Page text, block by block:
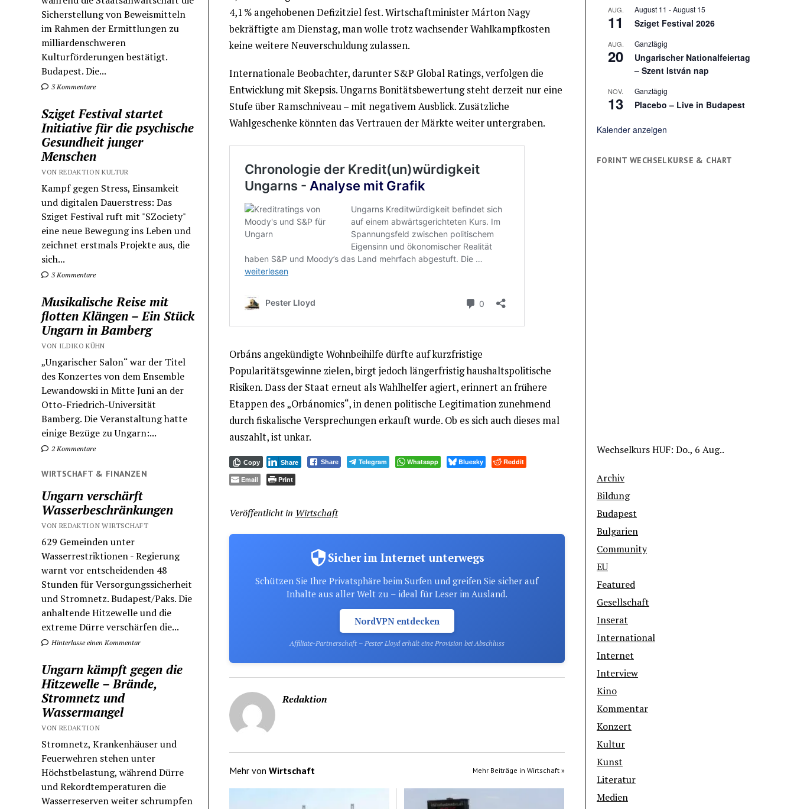
Sicherstellung von Beweismitteln
im Rahmen der Ermittlungen zu
milliardenschweren
Kulturförderungen bestätigt.
Budapest. Die...
3 Kommentare
Sziget Festival startet
Initiative für die psychische
Gesundheit junger
Menschen
VON REDAKTION KULTUR
Kampf gegen Stress, Einsamkeit
und digitalen Dauerstress: Das
Sziget Festival ruft mit "SZociety"
eine neue Bewegung ins Leben und
zeichnet erstmals Projekte aus, die
sich...
3 Kommentare
Musikalische Reise mit
flotten Klängen – Ein Stück
Ungarn in Bamberg
VON ILDIKO KÜHN
„Ungarischer Salon“ war der Titel
des Konzertes von dem Ensemble
Lewandowski in Mitte Juni an der
Otto-Friedrich-Universität
Bamberg. Die Veranstaltung hatte
einige Bezüge zu Ungarn:...
2 Kommentare
WIRTSCHAFT & FINANZEN
Ungarn verschärft
Wasserbeschränkungen
VON REDAKTION WIRTSCHAFT
629 Gemeinden unter
Wasserrestriktionen - Regierung
warnt vor entscheidenden 48
Stunden für Versorgungssicherheit
und Stromnetz. Budapest/Paks. Die
anhaltende Hitzewelle und die
extreme Dürre verschärfen die...
Hinterlasse einen Kommentar
Ungarn kämpft gegen die
Hitzewelle – Brände,
Stromnetz und
Wassermangel
VON REDAKTION
Stromnetz, Krankenhäuser und
Feuerwehren stehen unter
Höchstbelastung, während Dürre
und Rekordtemperaturen die
Wasserreserven weiter schrumpfen
4,1 % angehobenen Defizitziel fest. Wirtschaftminister Márton Nagy
bekräftigte am Dienstag, man wolle trotz wachsender Wahlkampfkosten
keine weitere Neuverschuldung zulassen.
Internationale Beobachter, darunter S&P Global Ratings, verfolgen die
Entwicklung mit Skepsis. Ungarns Bonitätsbewertung steht derzeit nur eine
Stufe über Ramschniveau – mit negativem Ausblick. Zusätzliche
Wahlgeschenke könnten das Vertrauen der Märkte weiter untergraben.
Orbáns angekündigte Wohnbeihilfe dürfte auf kurzfristige
Popularitätsgewinne zielen, birgt jedoch längerfristig haushaltspolitische
Risiken. Dass der Staat erneut als Wahlhelfer agiert, erinnert an frühere
Etappen des „Orbánomics“, in denen politische Legitimation zunehmend
durch fiskalische Versprechungen erkauft wurde. Ob es sich auch dieses mal
auszahlt, ist unkar.
Copy Share Telegram Whatsapp Bluesky
Share
Reddit
Email
Print
Veröffentlicht in Wirtschaft
Sicher im Internet unterwegs
Schützen Sie Ihre Privatsphäre beim Surfen und greifen Sie sicher auf
Inhalte aus aller Welt zu – ideal für Leser im Ausland.
NordVPN entdecken
Affiliate-Partnerschaft – Pester Lloyd erhält eine Provision bei Abschluss
Redaktion
Mehr von Wirtschaft Mehr Beiträge in Wirtschaft »
AUG.
11
August 11 -August 15
Sziget Festival 2026
AUG.
20
Ganztägig
Ungarischer Nationalfeiertag
– Szent István nap
NOV.
13
Ganztägig
Placebo – Live in Budapest
Kalender anzeigen
FORINT WECHSELKURSE & CHART
WechselkursHUF: Do., 6 Aug..
Archiv
Bildung
Budapest
Bulgarien
Community
EU
Featured
Gesellschaft
Inserat
International
Internet
Interview
Kino
Kommentar
Konzert
Kultur
Kunst
Literatur
Medien